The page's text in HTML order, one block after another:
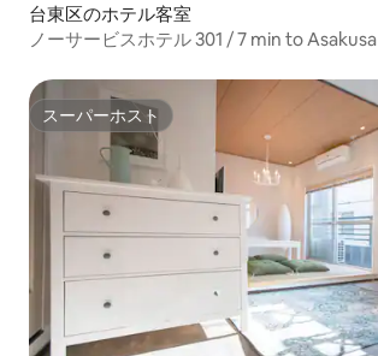
台東区のホテル客室
ノーサービスホテル 301 / 7 min to Asakusa
スーパーホスト
スーパーホスト